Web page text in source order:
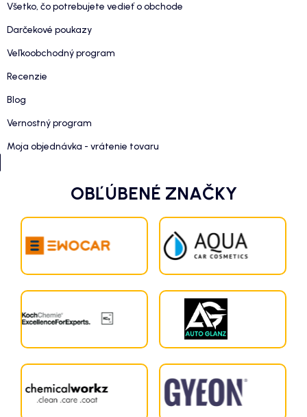
Všetko, čo potrebujete vedieť o obchode
Darčekové poukazy
Veľkoobchodný program
Recenzie
Blog
Vernostný program
Moja objednávka - vrátenie tovaru
OBĽÚBENÉ ZNAČKY